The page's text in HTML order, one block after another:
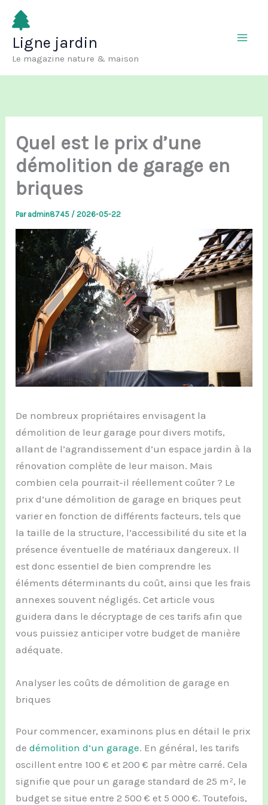
Aller
contenu
Ligne jardin
Le magazine nature & maison
Quel est le prix d’une
démolition de garage en
briques
Par admin8745 /2026-05-22
De nombreux propriétaires envisagent la
démolition de leur garage pour divers motifs,
allant de l’agrandissement d’un espace jardin à la
rénovation complète de leur maison. Mais
combien cela pourrait-il réellement coûter ? Le
prix d’une démolition de garage en briques peut
varier en fonction de différents facteurs, tels que
la taille de la structure, l’accessibilité du site et la
présence éventuelle de matériaux dangereux. Il
est donc essentiel de bien comprendre les
éléments déterminants du coût, ainsi que les frais
annexes souvent négligés. Cet article vous
guidera dans le décryptage de ces tarifs afin que
vous puissiez anticiper votre budget de manière
adéquate.
Analyser les coûts de démolition de garage en
briques
Pour commencer, examinons plus en détail le prix
dedémolition d’un garage. En général, les tarifs
oscillent entre 100 € et 200 € par mètre carré. Cela
signifie que pour un garage standard de 25 m², le
budget se situe entre 2 500 € et 5 000 €. Toutefois,